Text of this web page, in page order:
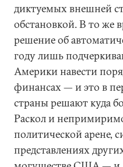
диктуемых внешней
обстановкой. В то же
решение об
году лишь
Америки навести
финансах — и это в
страны решают куда
Раскол и
политической арене,
представлениях